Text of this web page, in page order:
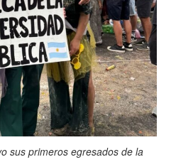
sus primeros egresados de la